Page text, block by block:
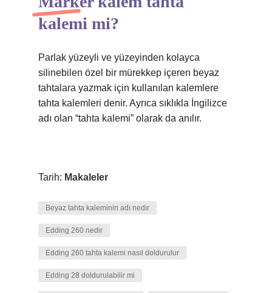
kalemi mi?
Parlak yüzeyli ve yüzeyinden kolayca
silinebilen özel bir mürekkep içeren beyaz
tahtalara yazmak için kullanılan kalemlere
tahta kalemleri denir. Ayrıca sıklıkla İngilizce
adı olan “tahta kalemi” olarak da anılır.
Tarih: Makaleler
Beyaz tahta kaleminin adı nedir
Edding 260 nedir
Edding 260 tahta kalemi nasıl doldurulur
Edding 28 doldurulabilir mi